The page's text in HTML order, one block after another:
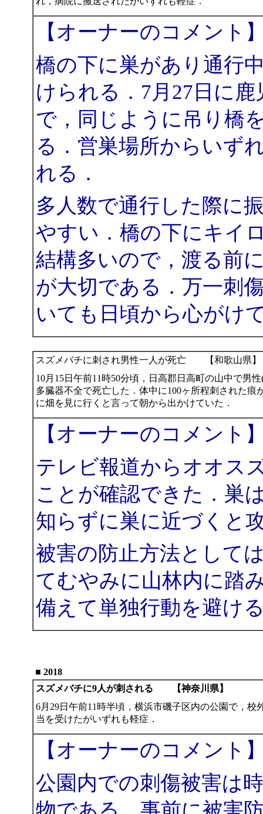
【オーナーのコメント
橋の下に巣があり通行
けられる．7月27日に
で，同じように吊り橋
る．営巣場所からいず
れる．
多人数で通行した際に
やすい．橋の下にキイ
結構多いので，渡る前
が大切である．万一刺
いても日頃から心がけ
スズメバチに刺され男性一人が死亡 【和歌山県】
10月15日午前11時50分頃，日高郡日高町の山中で男
多臓器不全で死亡した．体中に100ヶ所程刺された
に畑を見に行くと言って朝から出かけていた．
【オーナーのコメント
テレビ報道からオオス
ことが確認できた．巣
知らずに巣に近づくと
被害の防止方法として
てむやみに山林内に踏
備えて単独行動を避け
■ 2018
スズメバチに9人が刺される 【神奈川県】
6月29日午前11時半頃，横浜市磯子区内の公園で，
当を受けたがいずれも軽症．
【オーナーのコメント
公園内での刺傷被害は